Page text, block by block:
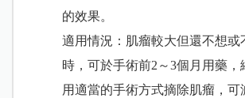
的效果。
適用情況：肌瘤較大但還不想或
時，可於手術前2～3個月用藥
用適當的手術方式摘除肌瘤，可